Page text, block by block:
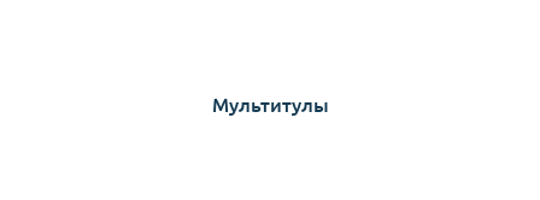
Мультитулы